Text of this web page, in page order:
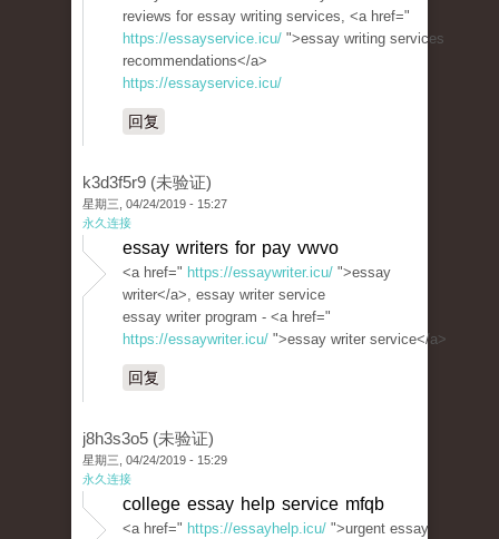
reviews for essay writing services, <a href="
https://essayservice.icu/ ">essay writing services
recommendations</a>
https://essayservice.icu/
回复
k3d3f5r9 (未验证)
星期三, 04/24/2019 - 15:27
永久连接
essay writers for pay vwvo
<a href=" https://essaywriter.icu/ ">essay
writer</a>, essay writer service
essay writer program - <a href="
https://essaywriter.icu/ ">essay writer service</a>
回复
j8h3s3o5 (未验证)
星期三, 04/24/2019 - 15:29
永久连接
college essay help service mfqb
<a href=" https://essayhelp.icu/ ">urgent essay